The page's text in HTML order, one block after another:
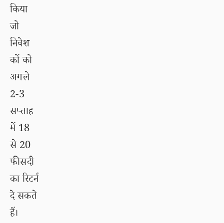
किया
जो
निवेश
कों को
अगले
2-3
सप्ताह
में 18
से 20
फीसदी
का रिटर्न
दे सकते
हैं।